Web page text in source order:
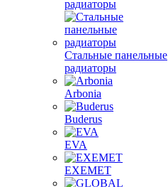
радиаторы
Стальные панельные
радиаторы
Arbonia
Buderus
EVA
EXEMET